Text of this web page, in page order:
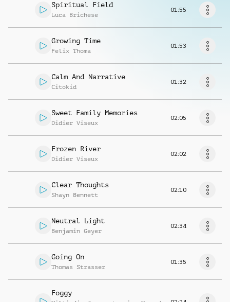
Spiritual Field
Luca Brichese
01:55
Growing Time
Felix Thoma
01:53
Calm And Narrative
Citokid
01:32
Sweet Family Memories
Didier Viseux
02:05
Frozen River
Didier Viseux
02:02
Clear Thoughts
Shayn Bennett
02:10
Neutral Light
Benjamin Geyer
02:34
Going On
Thomas Strasser
01:35
Foggy